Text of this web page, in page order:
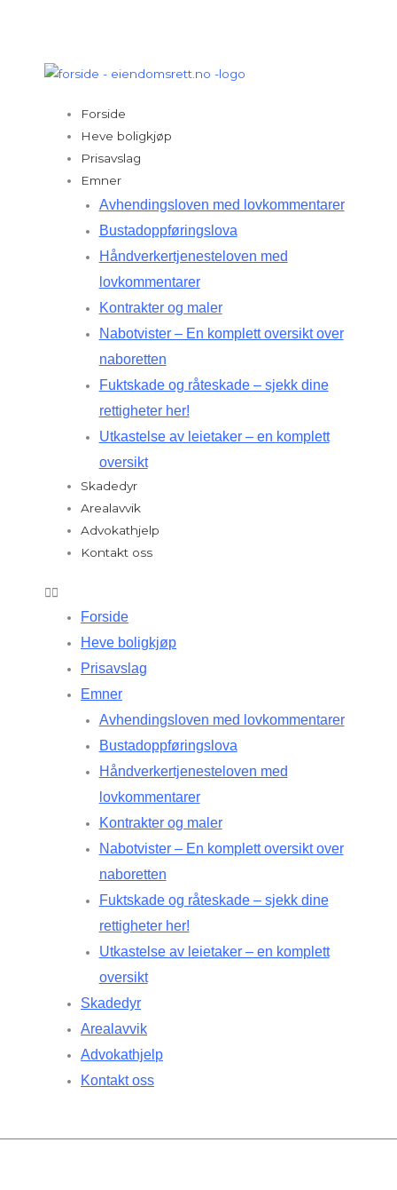
innholdet
Forside
Heve boligkjøp
Prisavslag
Emner
Avhendingsloven med lovkommentarer
Bustadoppføringslova
Håndverkertjenesteloven med
lovkommentarer
Kontrakter og maler
Nabotvister – En komplett oversikt over
naboretten
Fuktskade og råteskade – sjekk dine
rettigheter her!
Utkastelse av leietaker – en komplett
oversikt
Skadedyr
Arealavvik
Advokathjelp
Kontakt oss
Forside
Heve boligkjøp
Prisavslag
Emner
Avhendingsloven med lovkommentarer
Bustadoppføringslova
Håndverkertjenesteloven med
lovkommentarer
Kontrakter og maler
Nabotvister – En komplett oversikt over
naboretten
Fuktskade og råteskade – sjekk dine
rettigheter her!
Utkastelse av leietaker – en komplett
oversikt
Skadedyr
Arealavvik
Advokathjelp
Kontakt oss